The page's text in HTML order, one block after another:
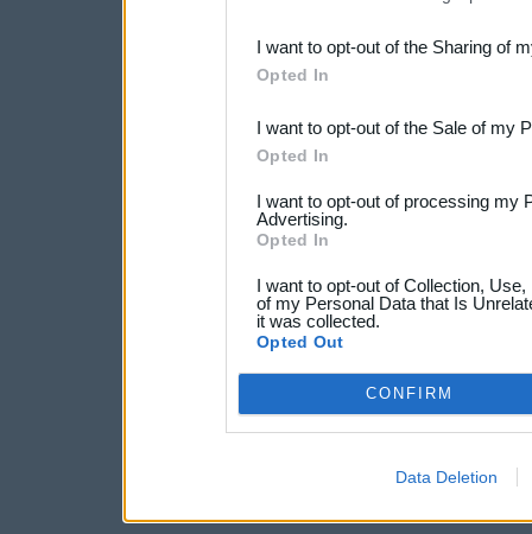
Downstream Participants
third parties.
I want to opt-out of the Sharing of
Opted In
I want to opt-out of the Sale of my
Opted In
I want to opt-out of processing my
Advertising.
Opted In
I want to opt-out of Collection,
of my Personal Data that Is
it was collected.
Opted Out
CONFIRM
Data Deletion